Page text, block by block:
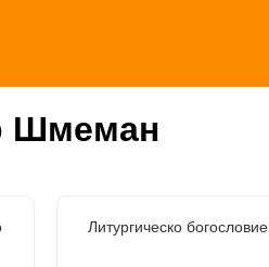
Шмеман
Литургическо богословие